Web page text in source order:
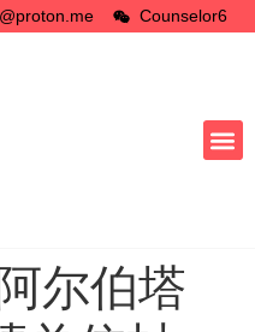
Counselor6
尔伯塔